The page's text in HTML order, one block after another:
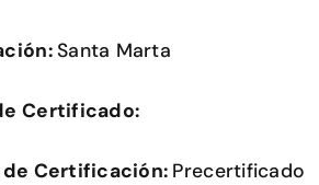
Santa Marta
Certificado:
de Certificación: Precertificado